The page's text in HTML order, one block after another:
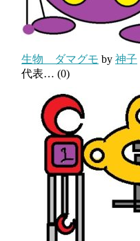
生物 ダマグモ by 神子
代表… (0)